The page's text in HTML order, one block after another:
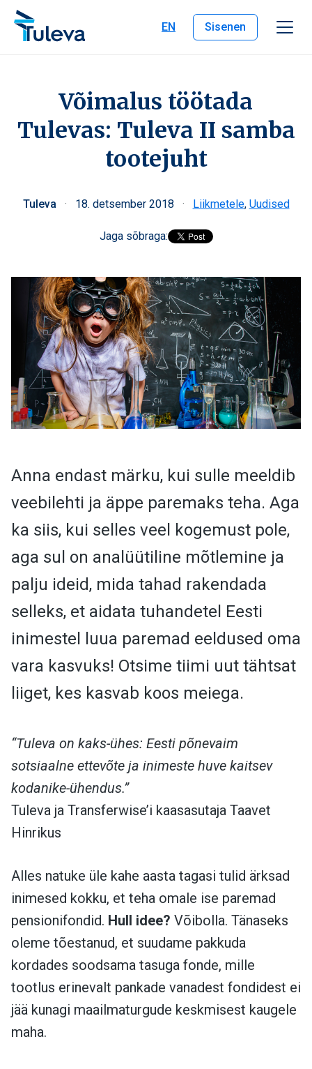
Liigu edasi sisu juurde
EN
Sisenen
Võimalus töötada
Tulevas: Tuleva II samba
tootejuht
Tuleva · 18. detsember 2018 · Liikmetele, Uudised
Jaga sõbraga:
Anna endast märku, kui sulle meeldib
veebilehti ja äppe paremaks teha. Aga
ka siis, kui selles veel kogemust pole,
aga sul on analüütiline mõtlemine ja
palju ideid, mida tahad rakendada
selleks, et aidata tuhandetel Eesti
inimestel luua paremad eeldused oma
vara kasvuks! Otsime tiimi uut tähtsat
liiget, kes kasvab koos meiega.
“Tuleva on kaks-ühes: Eesti põnevaim
sotsiaalne ettevõte ja inimeste huve kaitsev
kodanike-ühendus.”
Tuleva ja Transferwise’i kaasasutaja Taavet
Hinrikus
Alles natuke üle kahe aasta tagasi tulid ärksad
inimesed kokku, et teha omale ise paremad
pensionifondid. Hull idee? Võibolla. Tänaseks
oleme tõestanud, et suudame pakkuda
kordades soodsama tasuga fonde, mille
tootlus erinevalt pankade vanadest fondidest ei
jää kunagi maailmaturgude keskmisest kaugele
maha.